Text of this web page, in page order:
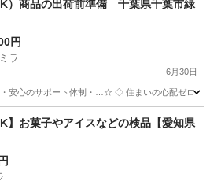
）商品の出荷前準備 千葉県千葉市緑
円
ラ
6月30日
安心のサポート体制・…☆ ◇ 住まいの心配ゼロ！
経験】お菓子やアイスなどの検品【愛知県